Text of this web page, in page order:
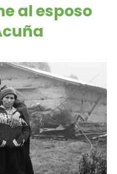
al esposo